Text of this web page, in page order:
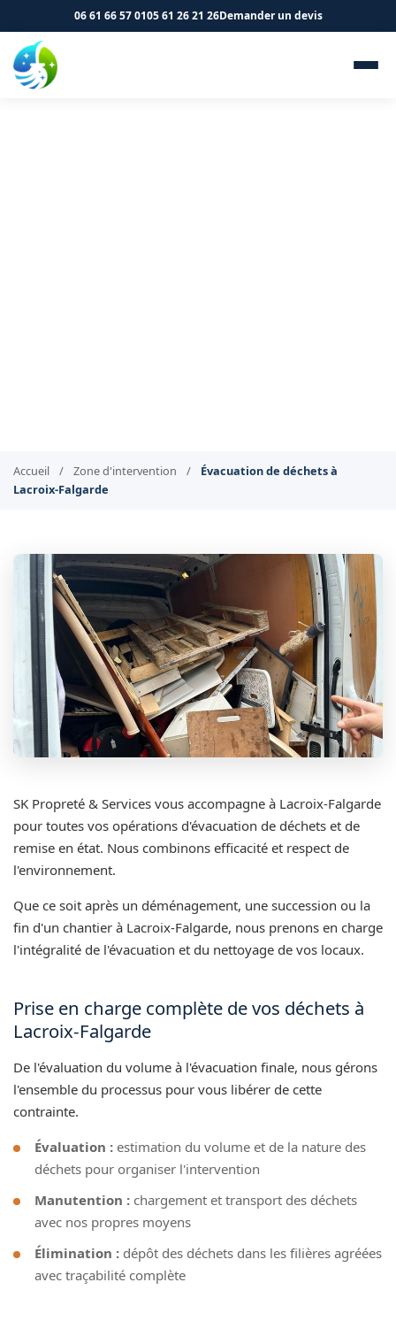
06 61 66 57 0105 61 26 21 26Demander un devis
Accueil / Zone d'intervention /
Évacuation de déchets à
Lacroix-Falgarde
SK Propreté & Services vous accompagne à Lacroix-Falgarde
pour toutes vos opérations d'évacuation de déchets et de
remise en état. Nous combinons efficacité et respect de
l'environnement.
Que ce soit après un déménagement, une succession ou la
fin d'un chantier à Lacroix-Falgarde, nous prenons en charge
l'intégralité de l'évacuation et du nettoyage de vos locaux.
Prise en charge complète de vos déchets à
Lacroix-Falgarde
De l'évaluation du volume à l'évacuation finale, nous gérons
l'ensemble du processus pour vous libérer de cette
contrainte.
Évaluation : estimation du volume et de la nature des
déchets pour organiser l'intervention
Manutention : chargement et transport des déchets
avec nos propres moyens
Élimination : dépôt des déchets dans les filières agréées
avec traçabilité complète